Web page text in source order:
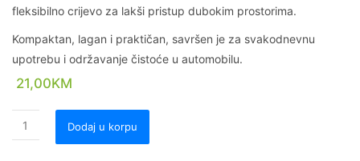
fleksibilno crijevo za lakši pristup dubokim prostorima.
Kompaktan, lagan i praktičan, savršen je za svakodnevnu
upotrebu i održavanje čistoće u automobilu.
21,00KM
Dodaj u korpu